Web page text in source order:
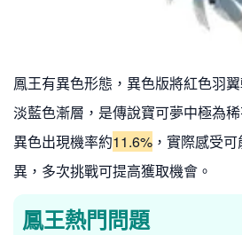
鳳王有異色形態，異色版將紅色羽
淡藍色漸層，是傳說寶可夢中極為
異色出現機率約11.6% ，實際感受
異，多次挑戰可提高獲取機會。
鳳王熱門問題